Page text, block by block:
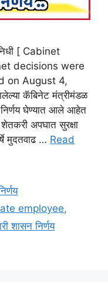
[ Cabinet
decisions were
on August 4,
कॅबिनेट मंत्रीमंडळ
निर्णय घेण्यात आले आहेत
अपघात सुरक्षा
मुदतवाढ … Read
employee,
शासन निर्णय